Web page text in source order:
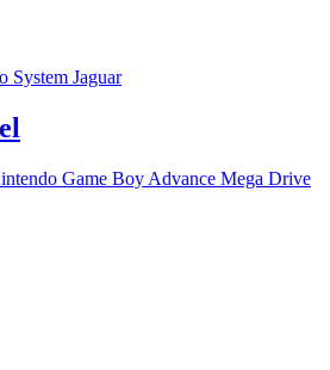
System Jaguar
Game Boy Advance Mega Drive